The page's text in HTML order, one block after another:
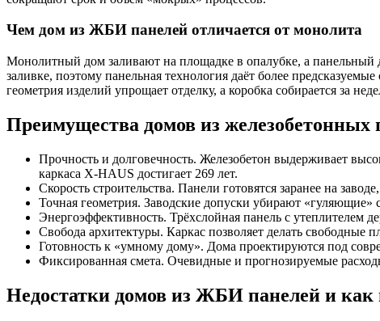
Чем дом из ЖБИ панелей отличается от монолита
Монолитный дом заливают на площадке в опалубке, а панельный
заливке, поэтому панельная технология даёт более
геометрия изделий упрощает отделку, а коробка собирается за
Преимущества домов из железобетонных
Прочность и долговечность. Железобетон выдерживает
каркаса X-HAUS достигает 269 лет.
Скорость строительства. Панели готовятся заранее на
Точная геометрия. Заводские допуски убирают «гуляющие»
Энергоэффективность. Трёхслойная панель с утеплителем
Свобода архитектуры. Каркас позволяет делать свободные
Готовность к «умному дому». Дома проектируются под
Фиксированная смета. Очевидные и прогнозируемые
Недостатки домов из ЖБИ панелей и